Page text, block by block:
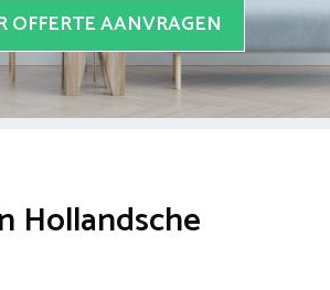
OFFERTE AANVRAGEN
Hollandsche